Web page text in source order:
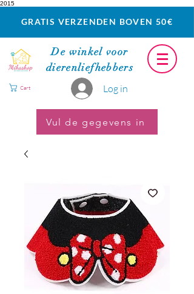
2015
GRATIS VERZENDEN BOVEN 50€
De winkel voor
dierenliefhebbers
Log in
Cart
Vul de gegevens in